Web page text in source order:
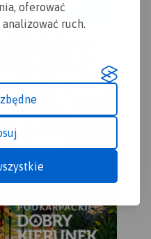
oferować
ruch.